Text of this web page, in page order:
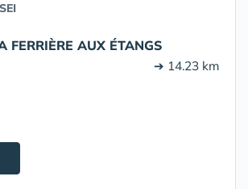
FERRIÈRE AUX ÉTANGS
➔ 14.23 km